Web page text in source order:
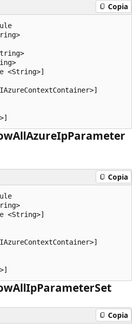
Copia
<String>]
AllAzureIpParameter
Copia
<String>]
AllIpParameterSet
Copia